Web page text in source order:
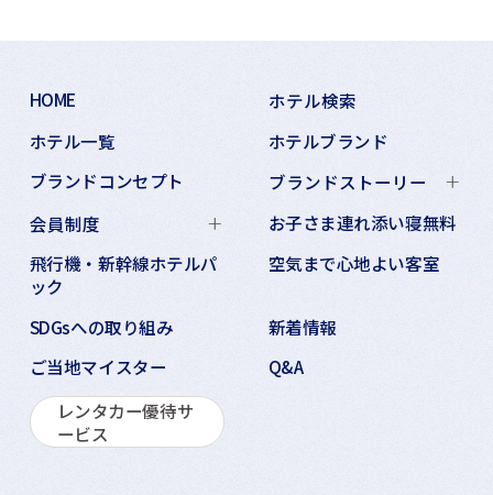
HOME
ホテル検索
ホテル一覧
ホテルブランド
ブランドコンセプト
ブランドストーリー
会員制度
お子さま連れ添い寝無料
飛行機・新幹線ホテルパ
ック
空気まで心地よい客室
SDGsへの取り組み
新着情報
ご当地マイスター
Q&A
レンタカー優待サ
ービス